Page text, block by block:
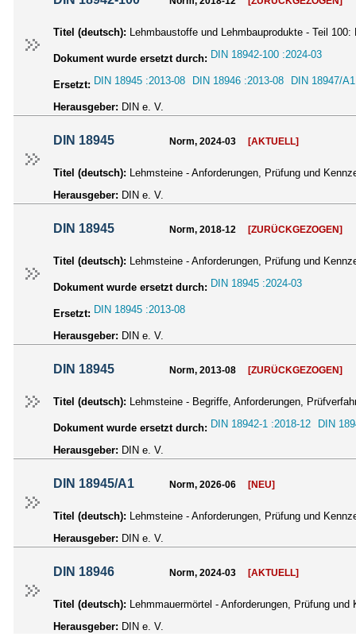
Titel (deutsch): Lehmbaustoffe und Lehmbauprodukte - Teil
Dokument wurde ersetzt durch: DIN 18942-100 :2024-03
Ersetzt: DIN 18945 :2013-08 DIN 18946 :2013-08 DIN 18947/
Herausgeber: DIN e. V.
DIN 18945 Norm, 2024-03 [AKTUELL]
Titel (deutsch): Lehmsteine - Anforderungen, Prüfung und
Herausgeber: DIN e. V.
DIN 18945 Norm, 2018-12 [ZURÜCKGEZOGEN]
Titel (deutsch): Lehmsteine - Anforderungen, Prüfung und
Dokument wurde ersetzt durch: DIN 18945 :2024-03
Ersetzt: DIN 18945 :2013-08
Herausgeber: DIN e. V.
DIN 18945 Norm, 2013-08 [ZURÜCKGEZOGEN]
Titel (deutsch): Lehmsteine - Begriffe, Anforderungen,
Dokument wurde ersetzt durch: DIN 18942-1 :2018-12 DIN
Herausgeber: DIN e. V.
DIN 18945/A1 Norm, 2026-06 [NEU]
Titel (deutsch): Lehmsteine - Anforderungen, Prüfung und
Herausgeber: DIN e. V.
DIN 18946 Norm, 2024-03 [AKTUELL]
Titel (deutsch): Lehmmauermörtel - Anforderungen, Prüfung und
Herausgeber: DIN e. V.